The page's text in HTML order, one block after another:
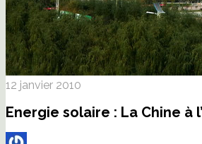
12 janvier 2010
Energie solaire : La Chine à